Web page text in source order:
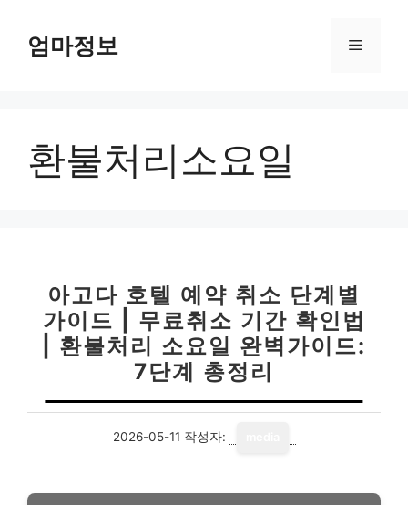
엄마정보 메
환불처리소요일
아고다 호텔 예약 취소 단계별
가이드 | 무료취소 기간 확인법
| 환불처리 소요일 완벽가이드:
7단계 총정리
2026-05-11 작성자: